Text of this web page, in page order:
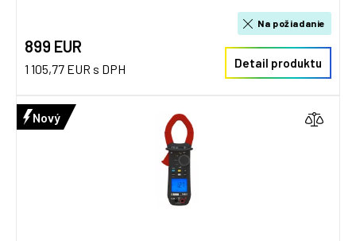
899 EUR
1 105,77 EUR s DPH
Na požiadanie
Detail produktu
Nový